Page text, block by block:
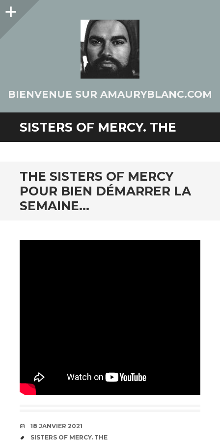
Colonne
BIENVENUE SUR AMAURYBLANC.COM
SISTERS OF MERCY. THE
THE SISTERS OF MERCY
POUR BIEN DÉMARRER LA
SEMAINE…
DATE
18 JANVIER 2021
ÉTIQUETTES
SISTERS OF MERCY. THE